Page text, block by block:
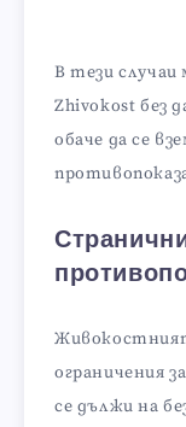
В тези случаи
Zhivokost без
обаче да се
ограничения
се дължи на